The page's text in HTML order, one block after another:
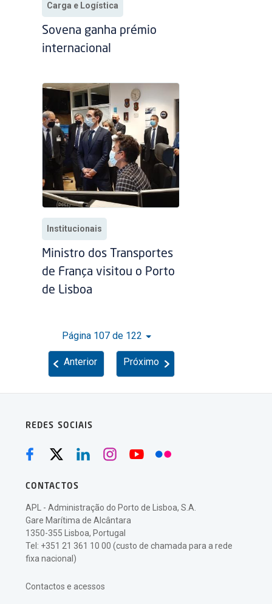
Carga e Logística
Sovena ganha prémio
internacional
Institucionais
Ministro dos Transportes
de França visitou o Porto
de Lisboa
Página 107 de 122
Anterior Próximo
REDES SOCIAIS
CONTACTOS
APL - Administração do Porto de Lisboa, S.A.
Gare Marítima de Alcântara
1350-355 Lisboa, Portugal
Tel: +351 21 361 10 00 (custo de chamada para a rede
fixa nacional)
Contactos e acessos